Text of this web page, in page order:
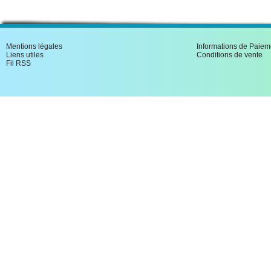
Mentions légales
Liens utiles
Fil RSS
Informations de
Conditions de vente